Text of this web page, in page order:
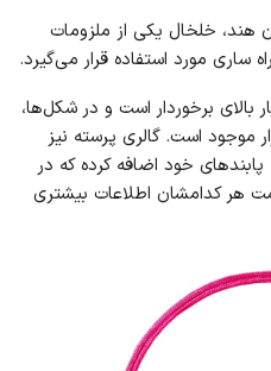
خلخال یکی از ملزومات
مورد استفاده قرار می‌گیرد.
بالای برخوردار است و در شکل‌ها،
است. گالری پرسته نیز
خود اضافه کرده که در
هر کدامشان اطلاعات بیشتری